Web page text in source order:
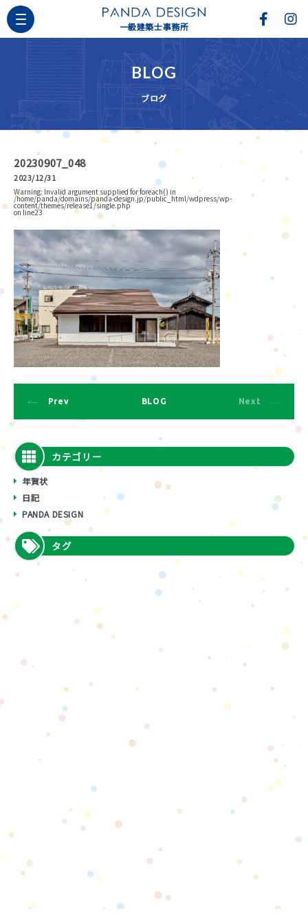
一級建築士事務所
BLOG
ブログ
20230907_048
2023/12/31
Warning: Invalid argument supplied for foreach() in
/home/panda/domains/panda-design.jp/public_html/wdpress/wp-
content/themes/release1/single.php
on line23
Prev BLOG Next
カテゴリー
年賀状
日記
PANDA DESIGN
タグ